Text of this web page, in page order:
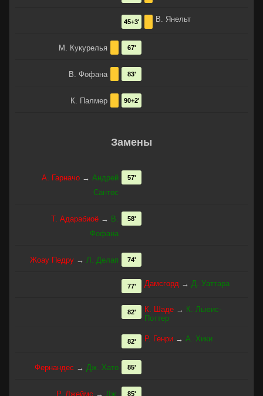
В. Янельт
45+3'
М. Кукурелья 67'
В. Фофана 83'
К. Палмер 90+2'
Замены
А. Гарначо → Андрей
Сантос
57'
Т. Адарабиоё → В.
Фофана
58'
Жоау Педру → Л. Делап 74'
Дамсгорд → Д. Уаттара
77'
К. Шаде → К. Льюис-
Поттер
82'
Р. Генри → А. Хики
82'
Фернандес → Дж. Хато 85'
Р. Джеймс → Дж. 85'